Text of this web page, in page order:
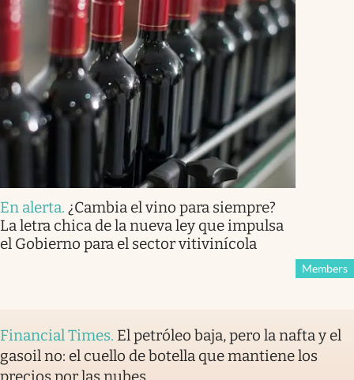
En alerta. ¿Cambia el vino para siempre?
La letra chica de la nueva ley que impulsa
el Gobierno para el sector vitivinícola
Members
Financial Times. El petróleo baja, pero la nafta y el
gasoil no: el cuello de botella que mantiene los
precios por las nubes